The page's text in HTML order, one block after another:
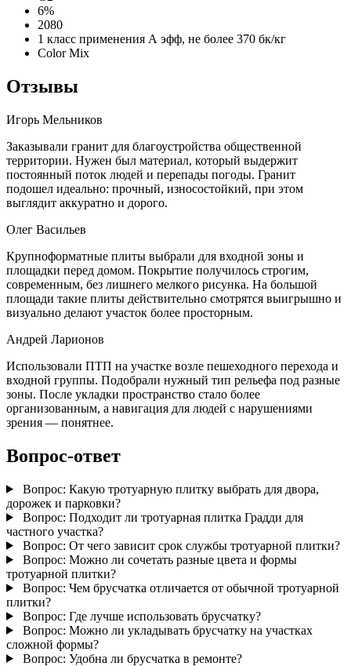
6%
2080
1 класс применения А эфф, не более 370 бк/кг
Color Mix
Отзывы
Игорь Мельников
Заказывали гранит для благоустройства общественной
территории. Нужен был материал, который выдержит
постоянный поток людей и перепады погоды. Гранит
подошел идеально: прочный, износостойкий, при этом
выглядит аккуратно и дорого.
Олег Васильев
Крупноформатные плиты выбрали для входной зоны и
площадки перед домом. Покрытие получилось строгим,
современным, без лишнего мелкого рисунка. На большой
площади такие плиты действительно смотрятся выигрышно и
визуально делают участок более просторным.
Андрей Ларионов
Использовали ПТП на участке возле пешеходного перехода и
входной группы. Подобрали нужный тип рельефа под разные
зоны. После укладки пространство стало более
организованным, а навигация для людей с нарушениями
зрения — понятнее.
Вопрос-ответ
Вопрос: Какую тротуарную плитку выбрать для двора,
дорожек и парковки?
Вопрос: Подходит ли тротуарная плитка Градди для
частного участка?
Вопрос: От чего зависит срок службы тротуарной плитки?
Вопрос: Можно ли сочетать разные цвета и формы
тротуарной плитки?
Вопрос: Чем брусчатка отличается от обычной тротуарной
плитки?
Вопрос: Где лучше использовать брусчатку?
Вопрос: Можно ли укладывать брусчатку на участках
сложной формы?
Вопрос: Удобна ли брусчатка в ремонте?